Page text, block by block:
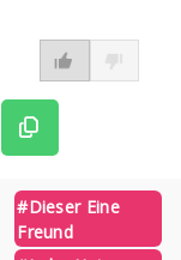
#dieser Eine
Freund